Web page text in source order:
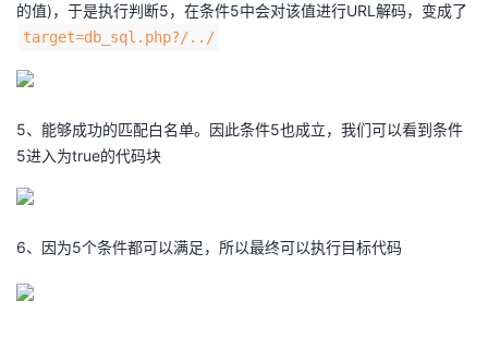
的值)，于是执行判断5，在条件5中会对该值进行URL解码，变成了
target=db_sql.php?/../
5、能够成功的匹配白名单。因此条件5也成立，我们可以看到条件
5进入为true的代码块
6、因为5个条件都可以满足，所以最终可以执行目标代码